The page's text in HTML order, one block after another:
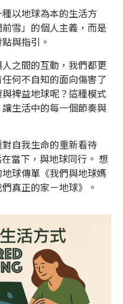
種以地球為本的生活方
雪」的個人主義，而是
與指引。
之間的互動，我們都更
何不自知的面向傷害了
裨益地球呢？這種模式
生活中的每一個節奏與
自我生命的重新看待
當下，與地球同行。 想
球傳單《我們與地球媽
真正的家－地球》。